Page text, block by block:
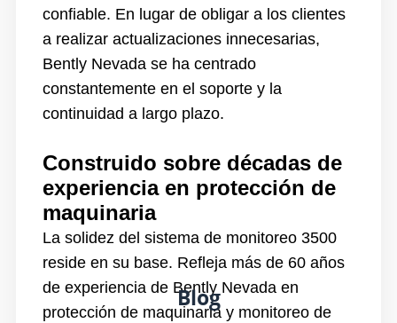
Blog
confiable. En lugar de obligar a los clientes
a realizar actualizaciones innecesarias,
Bently Nevada se ha centrado
constantemente en el soporte y la
continuidad a largo plazo.
Construido sobre décadas de
experiencia en protección de
maquinaria
La solidez del sistema de monitoreo 3500
reside en su base. Refleja más de 60 años
de experiencia de Bently Nevada en
protección de maquinaria y monitoreo de